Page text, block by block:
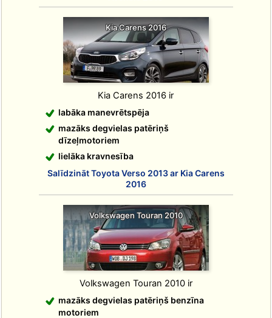
Kia Carens 2016
Kia Carens 2016 ir
labāka manevrētspēja
mazāks degvielas patēriņš
dīzeļmotoriem
lielāka kravnesība
Salīdzināt Toyota Verso 2013 ar Kia Carens
2016
Volkswagen Touran 2010
Volkswagen Touran 2010 ir
mazāks degvielas patēriņš benzīna
motoriem